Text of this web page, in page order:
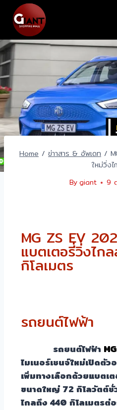
Home / ข่าาสาร & อัพเดท /
ใหม่วิ่ง
Bygiant 9
MG ZS EV
แบตเตอรี่วิ่งไก
กิโลเมตร
รถยนต์ไฟฟ้า
รถยนต์ไฟฟ้า
ไมเนอร์เชนจ์ใหม่เปิดตัว
เพิ่มทางเลือกด้วยแบตเ
ขนาดใหญ่ 72 กิโลวัตต์ชั่
ไกลถึง 440 กิโลเมตรต่